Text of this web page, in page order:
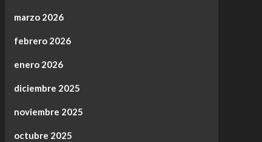
marzo 2026
febrero 2026
enero 2026
diciembre 2025
noviembre 2025
octubre 2025